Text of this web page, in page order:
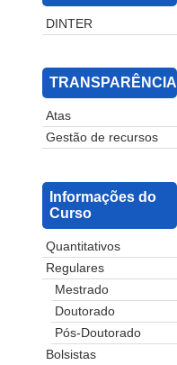
DINTER
TRANSPARÊNCIA
Atas
Gestão de recursos
Informações do
Curso
Quantitativos
Regulares
Mestrado
Doutorado
Pós-Doutorado
Bolsistas